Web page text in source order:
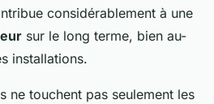
considérablement à une
sur le long terme, bien au-
installations.
ne touchent pas seulement les